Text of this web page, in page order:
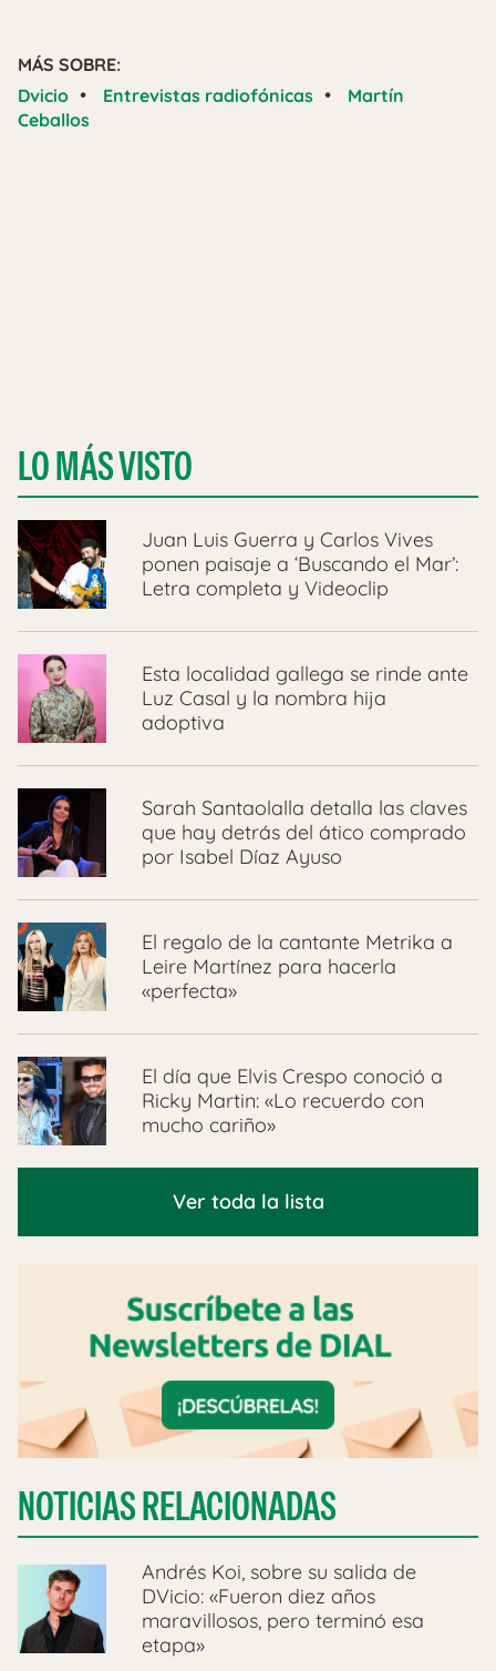
MÁS SOBRE:
Dvicio • Entrevistas radiofónicas •
Martín
Ceballos
LO MÁS VISTO
Juan Luis Guerra y Carlos Vives
ponen paisaje a ‘Buscando el Mar’:
Letra completa y Videoclip
Esta localidad gallega se rinde ante
Luz Casal y la nombra hija
adoptiva
Sarah Santaolalla detalla las claves
que hay detrás del ático comprado
por Isabel Díaz Ayuso
El regalo de la cantante Metrika a
Leire Martínez para hacerla
«perfecta»
El día que Elvis Crespo conoció a
Ricky Martin: «Lo recuerdo con
mucho cariño»
Ver toda la lista
NOTICIAS RELACIONADAS
Andrés Koi, sobre su salida de
DVicio: «Fueron diez años
maravillosos, pero terminó esa
etapa»